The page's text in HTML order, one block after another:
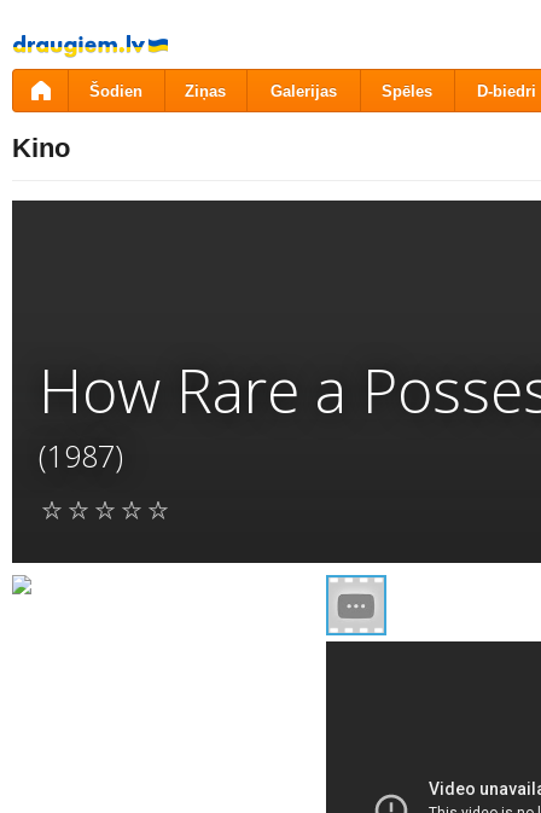
Pāriet
uz
saturu
Šodien Ziņas Galerijas Spēles D-biedri
Kino
How Rare a
(1987)